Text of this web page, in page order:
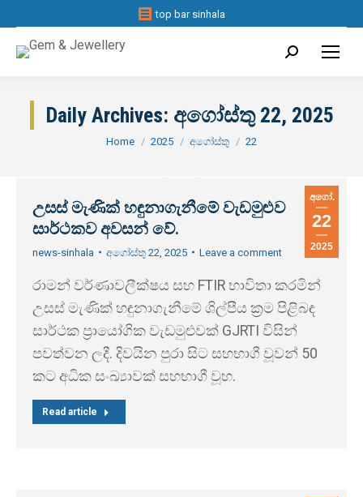
top bar sinhala
Search:
Daily Archives: අගෝස්තු 22, 2025
You are here:
Home 2025 අගෝස්තු 22
අගෝ.
22
2025
උසස් මැණික් හඳුනාගැනීමේ වැඩමුළුව
සාර්ථකව අවසන් වේ.
news-sinhala අගෝස්තු 22, 2025 Leave a comment
රාමන් වර්ණාවලීක්ෂය සහ FTIR භාවිතා කරමින්
උසස් මැණික් හඳුනාගැනීමේ ශිල්පීය ක්‍රම පිළිබඳ
සාර්ථක ප්‍රායෝගික වැඩමුළුවක් GJRTI විසින්
පවත්වන ලදී. දිවයින පුරා සිට සහභාගී වූවන් 50
කට අධික සංඛ්‍යාවක් සහභාගී වූහ.
Read article